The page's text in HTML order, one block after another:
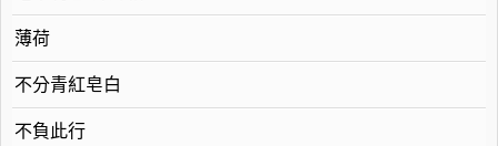
薄荷
不分青紅皂白
不負此行